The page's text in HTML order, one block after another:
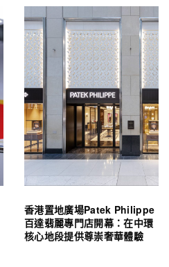
香港置地廣場Patek Philippe
百達翡麗專門店開幕：在中環
核心地段提供尊崇奢華體驗